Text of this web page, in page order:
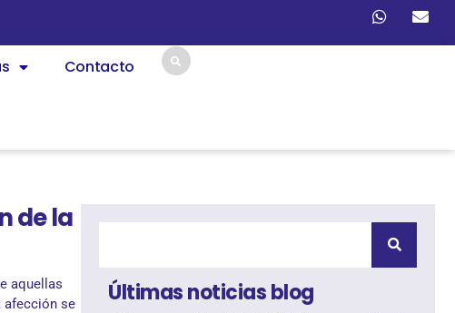
Contacto
de la
aquellas
afección se
Últimas noticias blog